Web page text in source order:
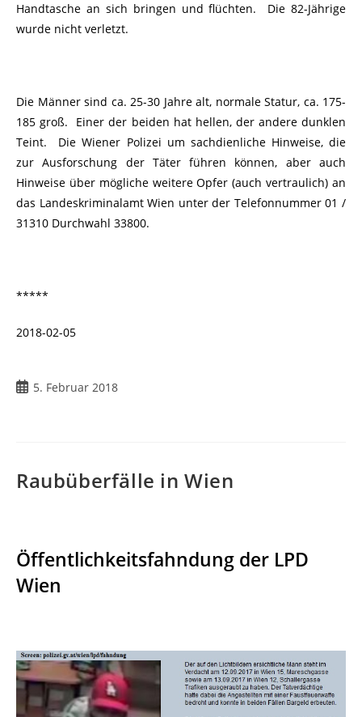
Handtasche an sich bringen und flüchten. Die 82-Jährige
wurde nicht verletzt.
Die Männer sind ca. 25-30 Jahre alt, normale Statur, ca. 175-
185 groß. Einer der beiden hat hellen, der andere dunklen
Teint. Die Wiener Polizei um sachdienliche Hinweise, die
zur Ausforschung der Täter führen können, aber auch
Hinweise über mögliche weitere Opfer (auch vertraulich) an
das Landeskriminalamt Wien unter der Telefonnummer 01 /
31310 Durchwahl 33800.
*****
2018-02-05
5. Februar 2018
Raubüberfälle in Wien
Öffentlichkeitsfahndung der LPD
Wien